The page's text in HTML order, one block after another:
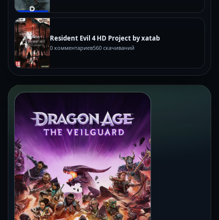
Resident Evil 4 HD Project by xatab
0 комментариев560 скачиваний